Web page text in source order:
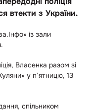
втекти з України.
із зали
Власенка разом зі
у п’ятницю, 13
спільником